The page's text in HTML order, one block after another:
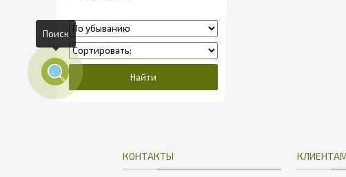
КОНТАКТЫ
Поиск